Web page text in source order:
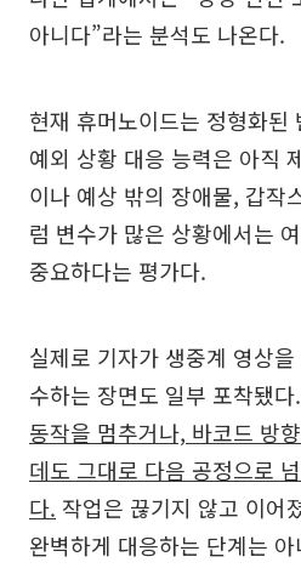
아니다”라는 분석도 나온다.
현재 휴머노이드는 정형화된
예외 상황 대응 능력은 아직
이나 예상 밖의 장애물, 갑작
럼 변수가 많은 상황에서는
중요하다는 평가다.
실제로 기자가 생중계 영상
수하는 장면도 일부 포착됐다.
동작을 멈추거나, 바코드 방
데도 그대로 다음 공정으로
다. 작업은 끊기지 않고 이어
완벽하게 대응하는 단계는